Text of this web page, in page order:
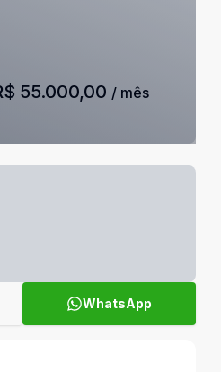
55.000,00 / mês
WhatsApp